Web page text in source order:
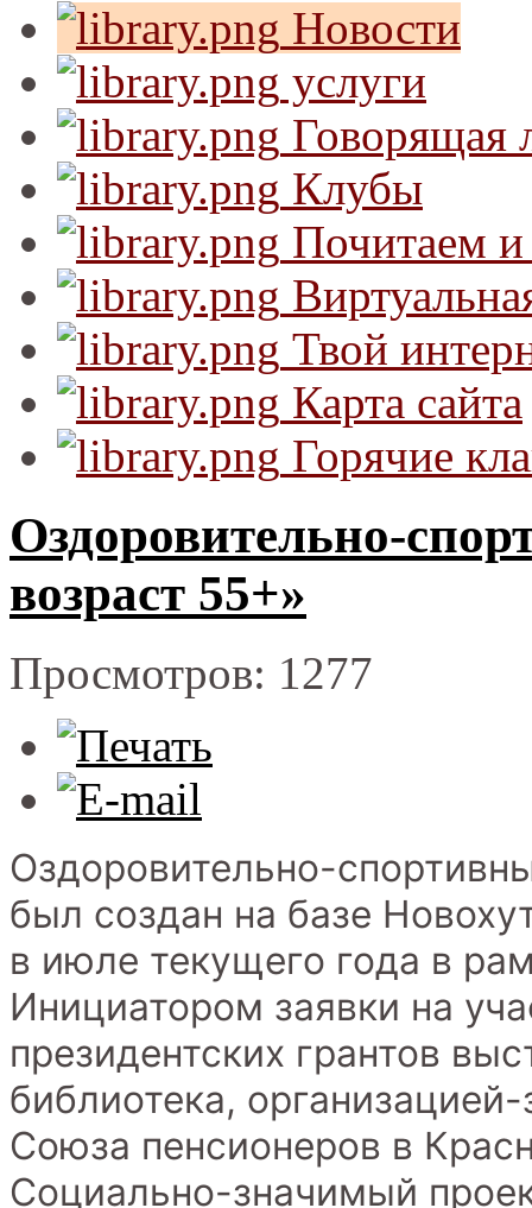
Новости
услуги
Говорящая
Клубы
Почитаем
Твой
Карта сайта
Горячие
Оздоровительно-
возраст 55+»
Просмотров: 1277
Оздоровительно-
был создан на базе
в июле текущего года в
Инициатором заявки на
президентских грантов
библиотека,
Союза пенсионеров в
Социально-значимый